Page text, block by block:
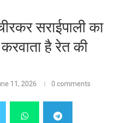
सराईपाली का
है रेत की
11, 2026 0 comments